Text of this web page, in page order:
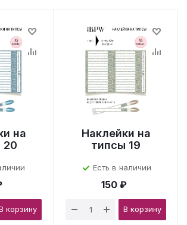
на
20
корзину
Наклейки на
типсы 19
Есть в наличии
150 ₽
В корзину